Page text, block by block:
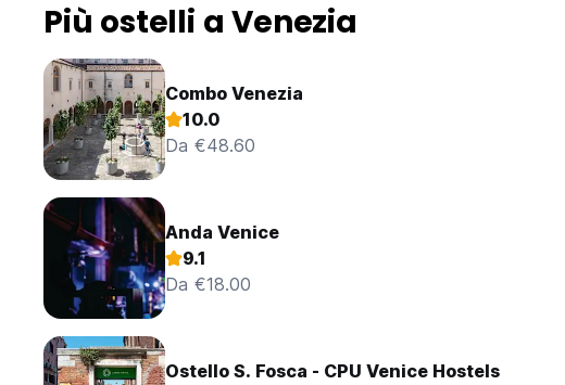
Più ostelli a Venezia
Combo Venezia
10.0
Da €48.60
Anda Venice
9.1
Da €18.00
Ostello S. Fosca - CPU Venice Hostels